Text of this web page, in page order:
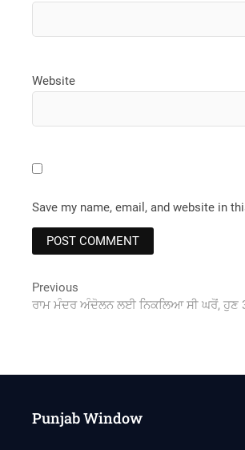
Website
Save my name, email, and website in
Post
navigation
Previous
post:
ਰਾਮ ਮੰਦਰ ਅੰਦੋਲਨ ਲਈ ਨਿਕਲਿਆ ਸੀ ਘਰੋਂ, ਹੁਣ
Punjab Window